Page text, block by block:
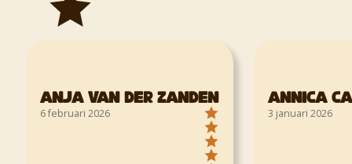
Anja van der Zanden
6 februari 2026
Annica
3 januari 2026